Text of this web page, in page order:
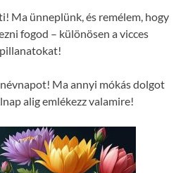
Ma ünneplünk, és remélem, hogy
fogod – különösen a vicces
pillanatokat!
Ma annyi mókás dolgot
alig emlékezz valamire!